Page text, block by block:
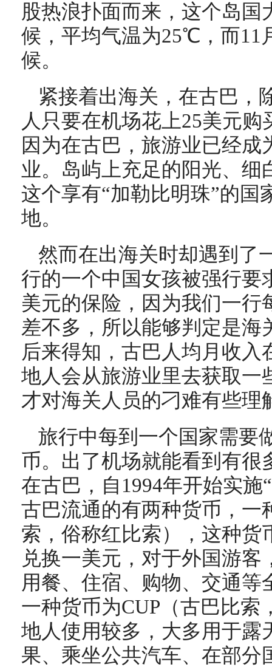
股热浪扑面而来，这个岛国
候，平均气温为25℃，而11
候。
紧接着出海关，在古巴，
人只要在机场花上25美元
因为在古巴，旅游业已经
业。岛屿上充足的阳光、细
这个享有“加勒比明珠”的国
地。
然而在出海关时却遇到了
行的一个中国女孩被强行要
美元的保险，因为我们一行
差不多，所以能够判定是海
后来得知，古巴人均月收入
地人会从旅游业里去获取一
才对海关人员的刁难有些理
旅行中每到一个国家需要
币。出了机场就能看到有很
在古巴，自1994年开始实施
古巴流通的有两种货币，一
索，俗称红比索），这种货
兑换一美元，对于外国游客
用餐、住宿、购物、交通等
一种货币为CUP（古巴比索
地人使用较多，大多用于露
果、乘坐公共汽车、在部分